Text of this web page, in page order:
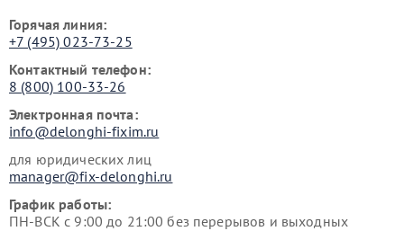
Горячая линия:
+7 (495) 023-73-25
Контактный телефон:
8 (800) 100-33-26
Электронная почта:
info@delonghi-fixim.ru
для юридических лиц
manager@fix-delonghi.ru
График работы:
ПН-ВСК с 9:00 до 21:00 без перерывов и выходных